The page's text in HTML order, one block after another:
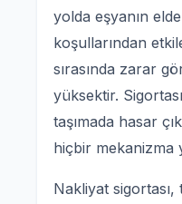
yolda eşyanın
koşullarından
sırasında zarar
yüksektir.
taşımada hasar
hiçbir mekanizma
Nakliyat sigortası,